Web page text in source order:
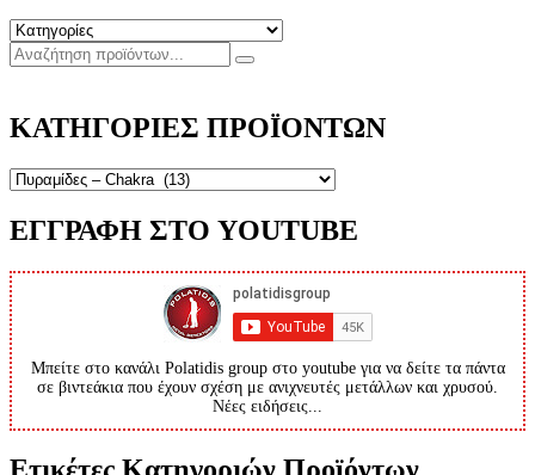
ΚΑΤΗΓΟΡΙΕΣ ΠΡΟΪΟΝΤΩΝ
ΕΓΓΡΑΦΗ ΣΤΟ YOUTUBE
Μπείτε στο κανάλι Polatidis group στο youtube για να δείτε τα πάντα
σε βιντεάκια που έχουν σχέση με ανιχνευτές μετάλλων και χρυσού.
Νέες ειδήσεις...